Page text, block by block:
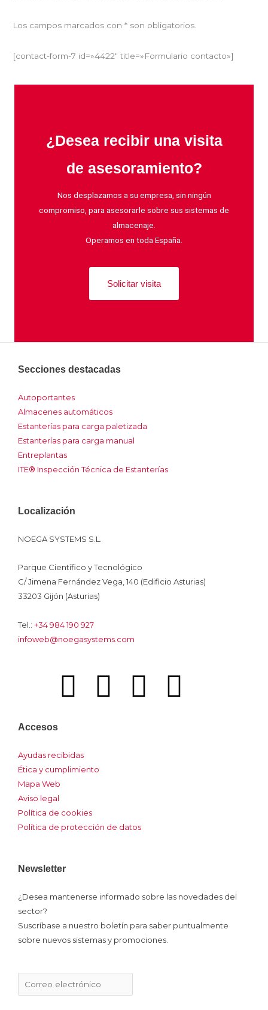
Los campos marcados con * son obligatorios.
[contact-form-7 id=»4422″ title=»Formulario contacto»]
¿Desea recibir una visita
de asesoramiento?
Nos desplazamos a su empresa, sin ningún
compromiso, para asesorarle sobre sus sistemas de
almacenaje.
Operamos en toda España.
Solicitar visita
Secciones destacadas
Autoportantes
Almacenes automáticos
Estanterías para carga paletizada
Estanterías para carga manual
Entreplantas
ITE® Inspección Técnica de Estanterías
Localización
NOEGA SYSTEMS S.L.
Parque Científico y Tecnológico
C/ Jimena Fernández Vega, 140 (Edificio Asturias)
33203 Gijón (Asturias)
Tel.: +34 984 190 927
infoweb@noegasystems.com
c
o
n
-
x
F
c
e
b
o
k
L
d
n
Y
b
I
a
m
Accesos
Ayudas recibidas
Ética y cumplimiento
Mapa Web
Aviso legal
Política de cookies
Política de protección de datos
Newsletter
¿Desea mantenerse informado sobre las novedades del
sector?
Suscríbase a nuestro boletín para saber puntualmente
sobre nuevos sistemas y promociones.